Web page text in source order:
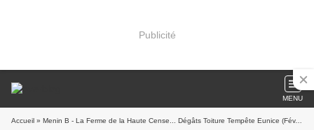
Publicité
MENU
Accueil » Menin B - La Ferme de la Haute Cense... Dégâts Toiture Tempête Eunice (Fév. 2022).